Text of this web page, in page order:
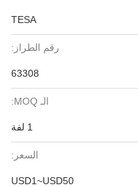
TESA
رقم الطراز:
63308
الـ MOQ:
1 لفة
السعر:
USD1~USD50